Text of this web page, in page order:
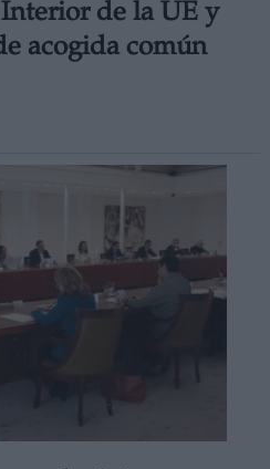
de la UE y
acogida común